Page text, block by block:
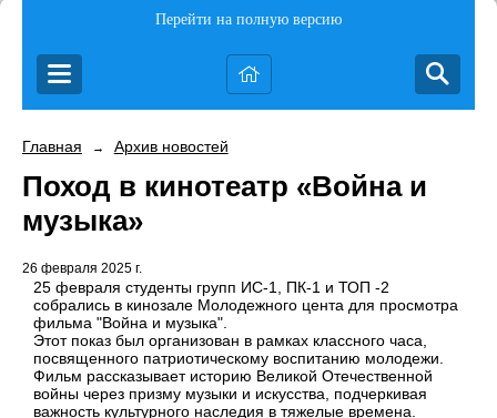
Перейти на полную версию
Главная → Архив новостей
Поход в кинотеатр «Война и
музыка»
26 февраля 2025 г.
25 февраля студенты групп ИС-1, ПК-1 и ТОП -2
собрались в кинозале Молодежного цента для просмотра
фильма "Война и музыка".
Этот показ был организован в рамках классного часа,
посвященного патриотическому воспитанию молодежи.
Фильм рассказывает историю Великой Отечественной
войны через призму музыки и искусства, подчеркивая
важность культурного наследия в тяжелые времена.